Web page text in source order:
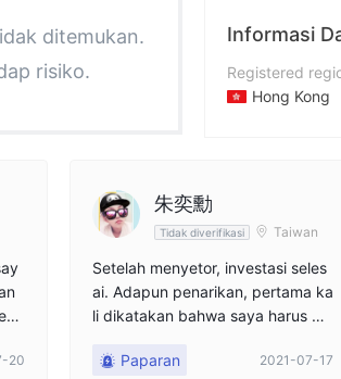
ditemukan.
risiko.
Informasi
Registered
Hong Kong
Atom
20
朱奕勳
Tidak diverifikasi Taiwan
Setelah menyetor, investasi seles
ai. Adapun penarikan, pertama ka
li dikatakan bahwa saya harus me
yar biaya penanganan, uang jami
Paparan 2021-07-17